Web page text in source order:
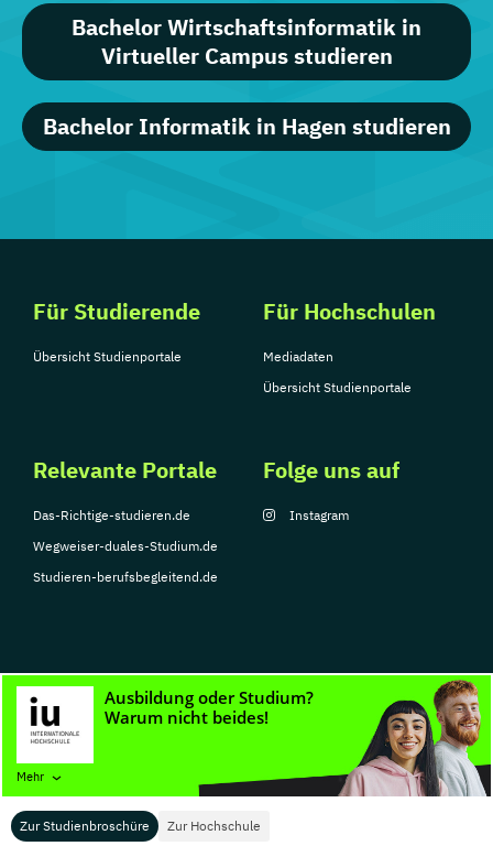
Zur Studienbroschüre Zur Hochschule
Mehr
Bachelor Wirtschaftsinformatik in
Virtueller Campus studieren
Bachelor Informatik in Hagen studieren
Für Studierende
Übersicht Studienportale
Für Hochschulen
Mediadaten
Übersicht Studienportale
Relevante Portale
Das-Richtige-studieren.de
Wegweiser-duales-Studium.de
Studieren-berufsbegleitend.de
Folge uns auf
Instagram
© Copyright 2026, TarGroup Media GmbH
Nutzungsbedingungen